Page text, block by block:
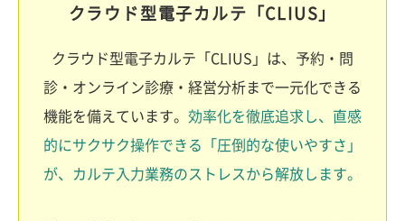
クラウド型電子カルテ「CLIUS」
クラウド型電子カルテ「CLIUS」は、予約・問
診・オンライン診療・経営分析まで一元化できる
機能を備えています。 効率化を徹底追求し、直感
的にサクサク操作できる「圧倒的な使いやすさ」
が、カルテ入力業務のストレスから解放します。